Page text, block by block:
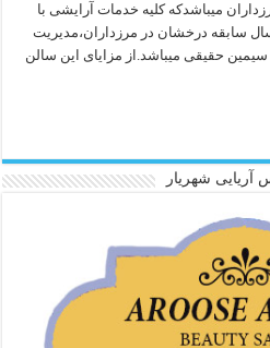
میباشدکه کلیه خدمات آرایشی با
کیفیت انجام میشود با ۲۰ سال سابقه درخشان در مرزداران،مدیریت
حقیقی میباشد.از مزایای این سالن
آریایی شهریار